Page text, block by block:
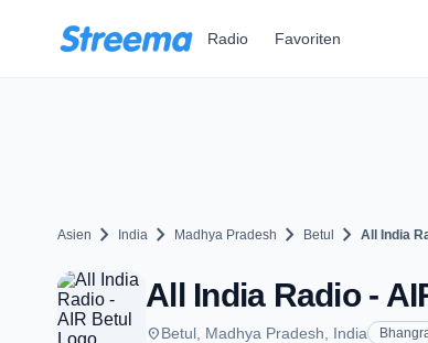
Radio Favoriten
Asien chevron_right India chevron_right Madhya Pradesh chevron_right Betul chevron_right All India
All India Radio -
placeBetul, Madhya Pradesh, India